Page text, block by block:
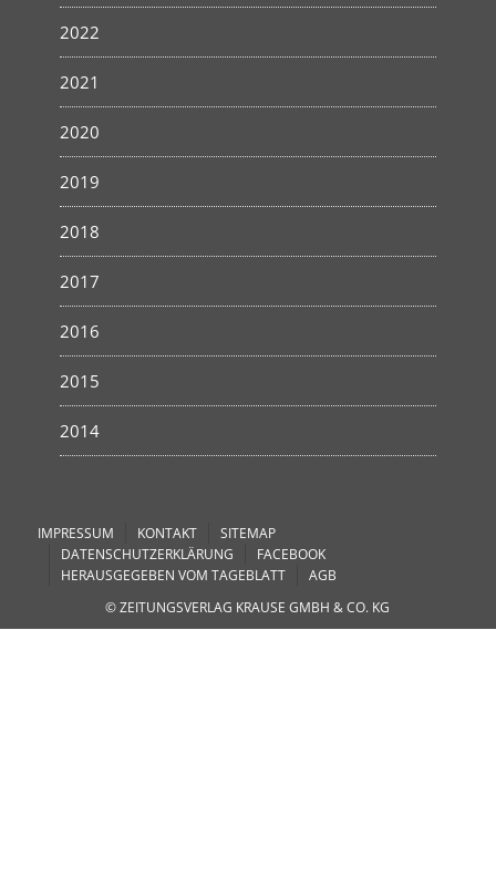
2022
2021
2020
2019
2018
2017
2016
2015
2014
IMPRESSUM KONTAKT
SITEMAP
DATENSCHUTZERKLÄRUNG
FACEBOOK
HERAUSGEGEBEN VOM TAGEBLATT
AGB
© ZEITUNGSVERLAG KRAUSE GMBH & CO. KG